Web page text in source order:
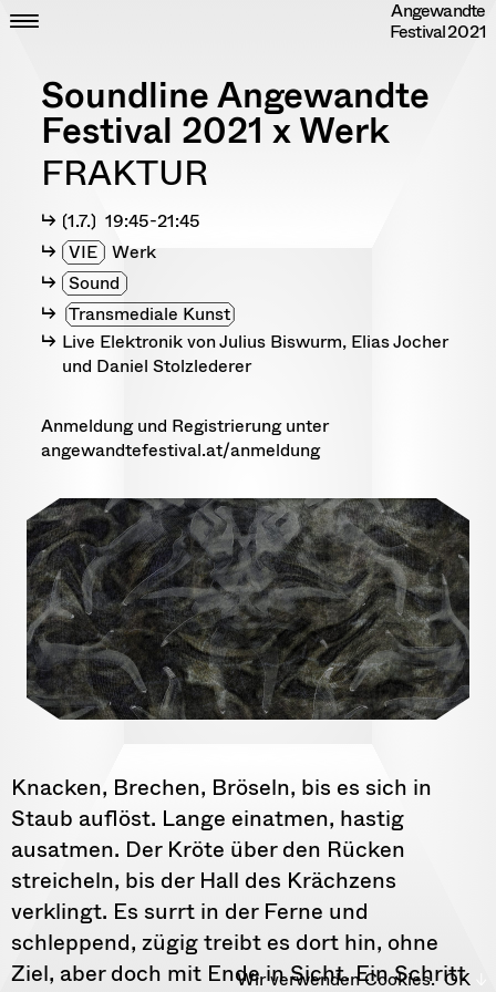
Skip
to
Angewandte
Festival2021
ZEIT
RANDOM
IMPRESSUM
DATENSCHUTZ
Soundline Angewandte
Festival 2021 x Werk
FRAKTUR
〔1.7.〕 19:45-21:45
VIE Werk
Sound
Transmediale Kunst
Live Elektronik von Julius Biswurm, Elias Jocher
und Daniel Stolzlederer
Anmeldung und Registrierung unter
angewandtefestival.at/anmeldung
Knacken, Brechen, Bröseln, bis es sich in
Staub auflöst. Lange einatmen, hastig
ausatmen. Der Kröte über den Rücken
streicheln, bis der Hall des Krächzens
verklingt. Es surrt in der Ferne und
schleppend, zügig treibt es dort hin, ohne
Ziel, aber doch mit Ende in Sicht. Ein Schritt
Wir verwenden Cookies. OK